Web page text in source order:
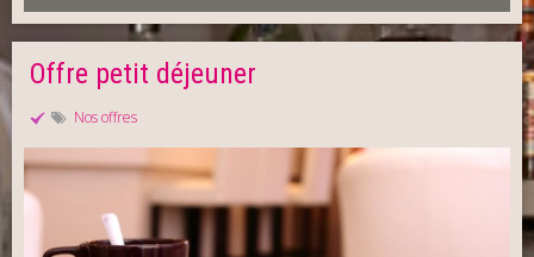
Offre petit déjeuner
Nos offres